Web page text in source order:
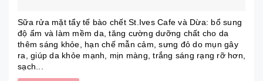
Sữa rửa mặt tẩy tế bào chết St.Ives Cafe và Dừa: bổ sung
độ ẩm và làm mềm da, tăng cường dưỡng chất cho da
thêm sáng khỏe, hạn chế mẫn cảm, sưng đỏ do mụn gây
ra, giúp da khỏe mạnh, mịn màng, trắng sáng rạng rỡ hơn,
sạch...